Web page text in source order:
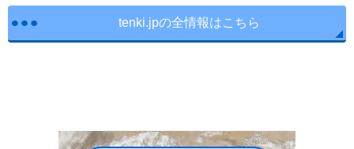
tenki.jpの全情報はこちら